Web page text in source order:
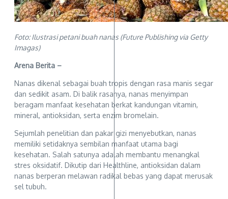
Foto: Ilustrasi petani buah nanas (Future Publishing via Getty
Imagas)
Arena Berita –
Nanas dikenal sebagai buah tropis dengan rasa manis segar
dan sedikit asam. Di balik rasanya, nanas menyimpan
beragam manfaat kesehatan berkat kandungan vitamin,
mineral, antioksidan, serta enzim bromelain.
Sejumlah penelitian dan pakar gizi menyebutkan, nanas
memiliki setidaknya sembilan manfaat utama bagi
kesehatan. Salah satunya adalah membantu menangkal
stres oksidatif. Dikutip dari Healthline, antioksidan dalam
nanas berperan melawan radikal bebas yang dapat merusak
sel tubuh.